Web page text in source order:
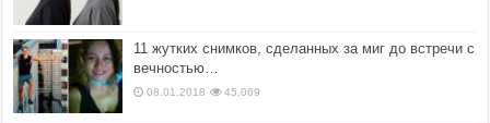
11 жутких снимков, сделанных за миг до встречи с
вечностью…
08.01.2018 45,069